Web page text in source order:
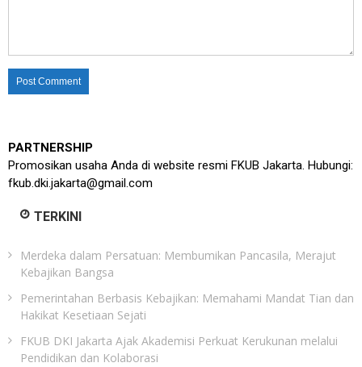
PARTNERSHIP
Promosikan usaha Anda di website resmi FKUB Jakarta. Hubungi:
fkub.dki.jakarta@gmail.com
TERKINI
Merdeka dalam Persatuan: Membumikan Pancasila, Merajut
Kebajikan Bangsa
Pemerintahan Berbasis Kebajikan: Memahami Mandat Tian dan
Hakikat Kesetiaan Sejati
FKUB DKI Jakarta Ajak Akademisi Perkuat Kerukunan melalui
Pendidikan dan Kolaborasi